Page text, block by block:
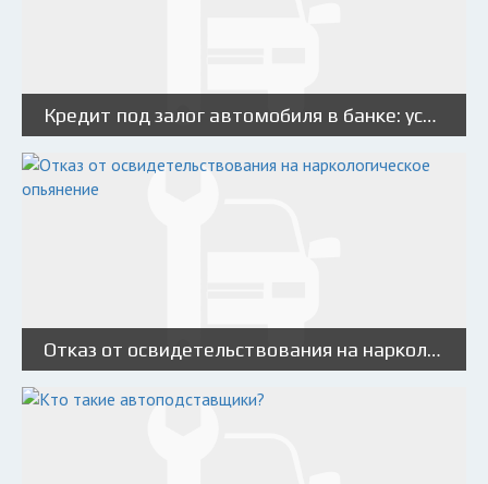
Кредит под залог автомобиля в банке: условия и требования, особенности и алгоритм
Отказ от освидетельствования на наркологическое опьянение